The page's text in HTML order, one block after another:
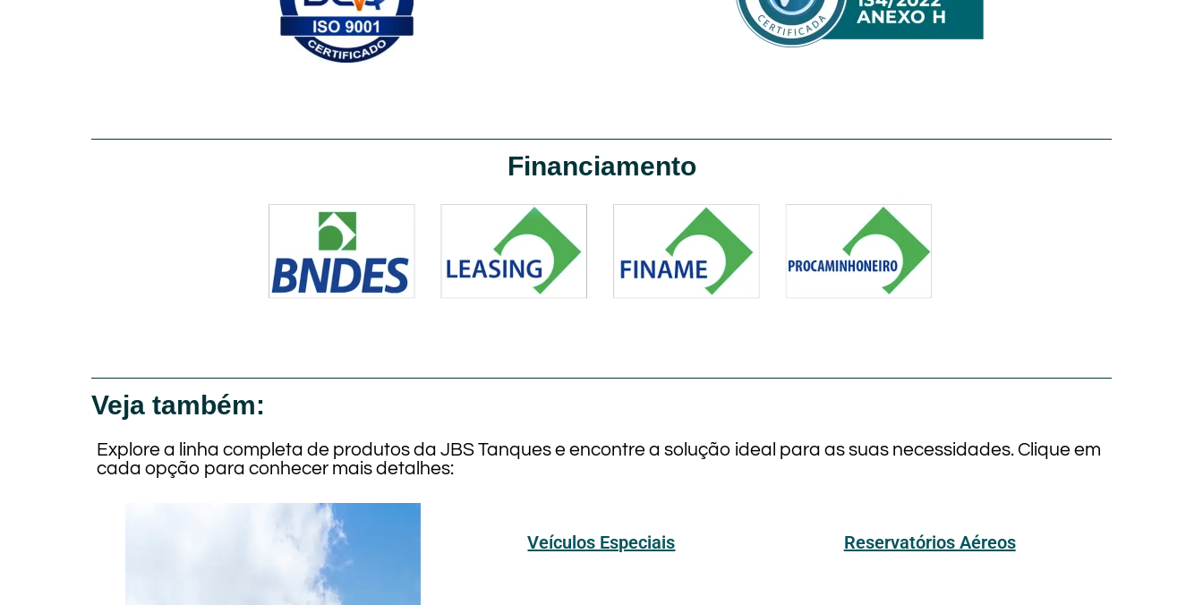
Financiamento
Veja também:
Explore a linha completa de produtos da JBS Tanques e encontre a solução ideal para as suas necessidades. Clique em
cada opção para conhecer mais detalhes:
Veículos Especiais Reservatórios Aéreos